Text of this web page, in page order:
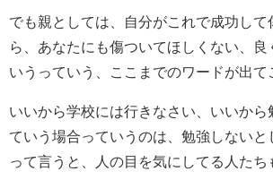
でも親としては、自分がこれで成功して
ら、あなたにも傷ついてほしくない、良
いうっていう、ここまでのワードが出て
いいから学校には行きなさい、いいから
ていう場合っていうのは、勉強しないと
って言うと、人の目を気にしてる人たち